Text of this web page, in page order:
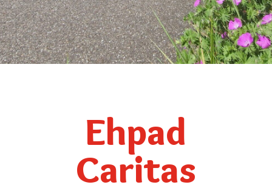
Ehpad
Caritas